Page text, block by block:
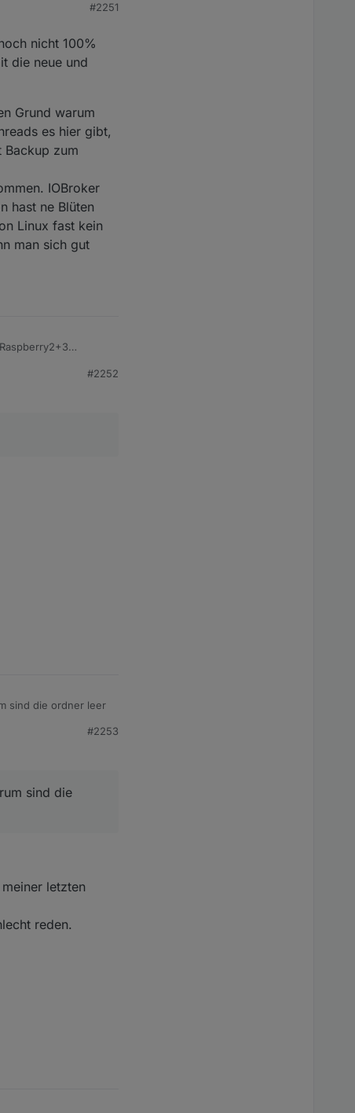
#2251
nicht 100%
die neue und
Grund warum
es hier gibt,
zum
IOBroker
hast ne Blüten
Linux fast kein
man sich gut
Bereich für sein#2252
sind die ordner leer
node nodejs,
probleme hat
#2253
sind die
letzten
reden.